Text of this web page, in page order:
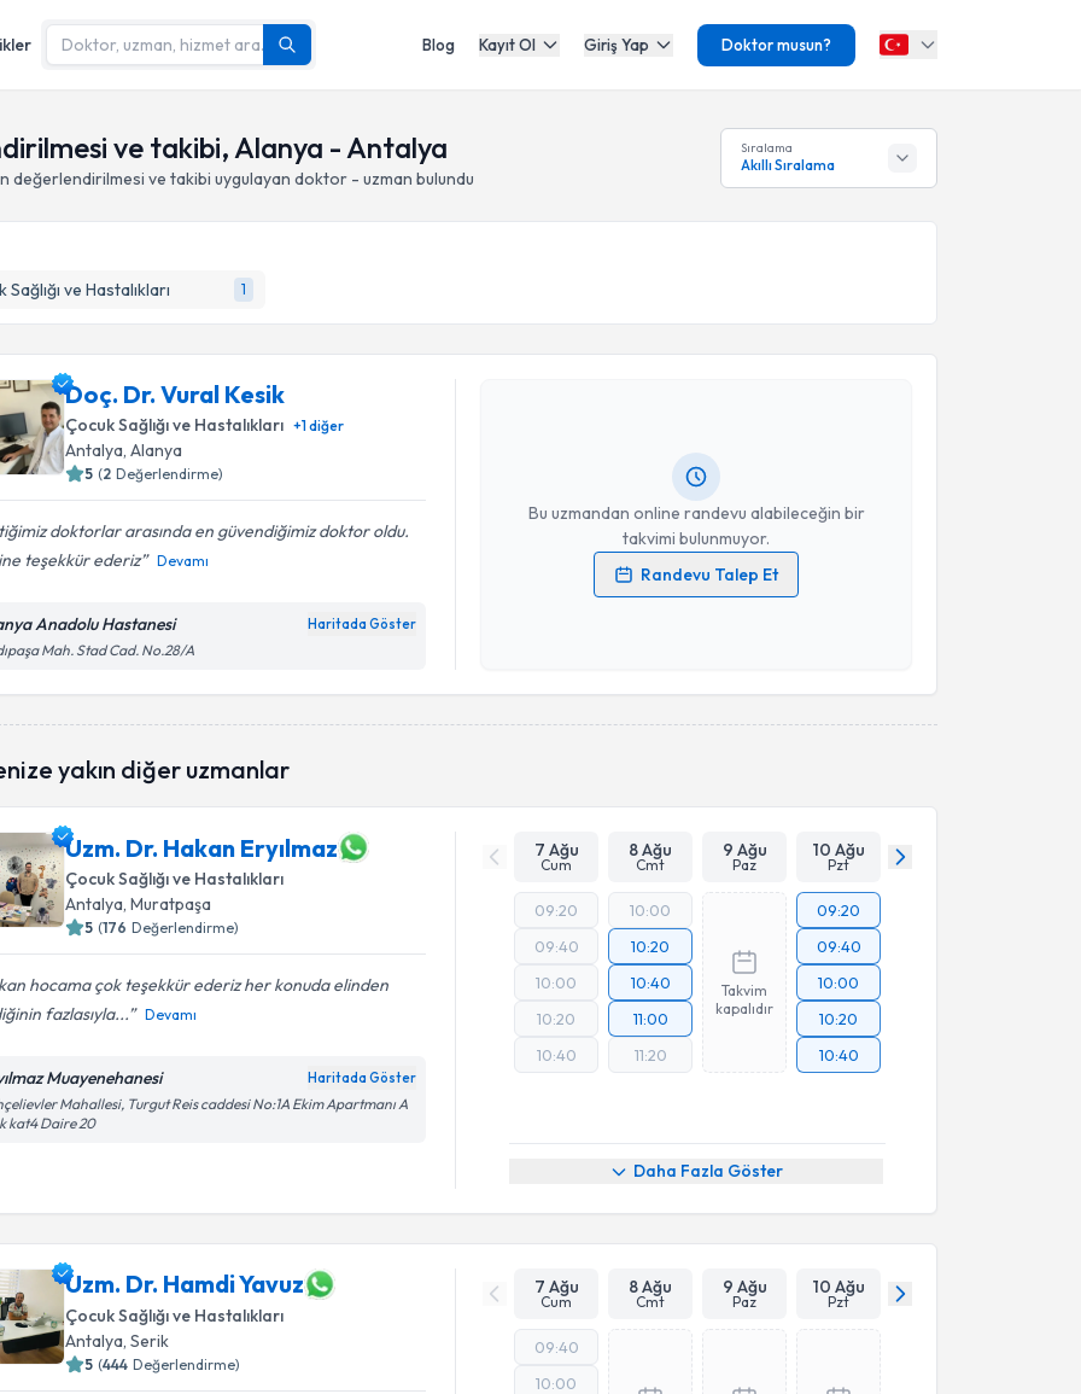
Blog Kayıt Ol Giriş Yap Doktor musun?
ve takibi, Alanya - Antalya
değerlendirilmesi ve takibi uygulayan doktor - uzman bulundu
Sıralama
Akıllı Sıralama
Sağlığı ve Hastalıkları 1
Doç. Dr. Vural Kesik
Çocuk Sağlığı ve Hastalıkları +1diğer
Antalya, Alanya
5 (2 Değerlendirme)
doktorlar arasında en güvendiğimiz doktor oldu.
teşekkür ederiz
Devamı
Anadolu Hastanesi Haritada Göster
Mah. Stad Cad. No.28/A
Bu uzmandan online randevu alabileceğin bir
takvimi bulunmuyor.
Randevu Talep Et
Doç. Dr. Vural Kesik
Kişisel verilerimin işlenmesine ilişkinAydınlatma Metni
Takvim Talebini Gönder
yakın diğer uzmanlar
Uzm. Dr. Hakan Eryılmaz
Çocuk Sağlığı ve Hastalıkları
Antalya, Muratpaşa
5 (176 Değerlendirme)
hocama çok teşekkür ederiz her konuda elinden
fazlasıyla...
Devamı
Muayenehanesi Haritada Göster
Mahallesi, Turgut Reis caddesi No:1A Ekim Apartmanı A
kat4 Daire 20
7 Ağu
Cum
8 Ağu
Cmt
9 Ağu
Paz
10 Ağu
Pzt
09:20
09:40
10:00
10:20
10:40
10:00
10:20
10:40
11:00
11:20
Takvim
kapalıdır
09:20
09:40
10:00
10:20
10:40
Daha Fazla Göster
Uzm. Dr. Hamdi Yavuz
Çocuk Sağlığı ve Hastalıkları
Antalya , Serik
5 (444 Değerlendirme)
7 Ağu
Cum
8 Ağu
Cmt
9 Ağu
Paz
10 Ağu
Pzt
09:40
10:00